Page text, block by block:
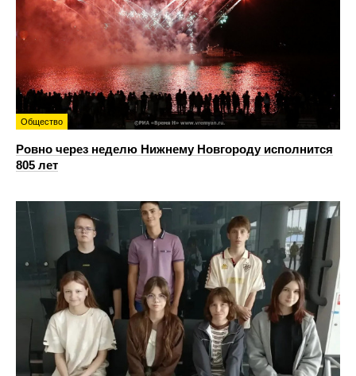
Общество
Ровно через неделю Нижнему Новгороду исполнится
805 лет